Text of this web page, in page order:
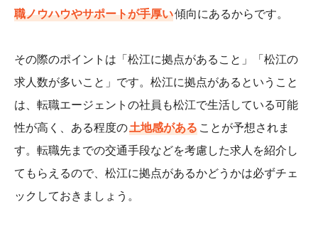
職ノウハウやサポートが手厚い傾向にあるからです。
その際のポイントは「松江に拠点があること」「松江の
求人数が多いこと」です。松江に拠点があるということ
は、転職エージェントの社員も松江で生活している可能
性が高く、ある程度の土地感があることが予想されま
す。転職先までの交通手段などを考慮した求人を紹介し
てもらえるので、松江に拠点があるかどうかは必ずチェ
ックしておきましょう。